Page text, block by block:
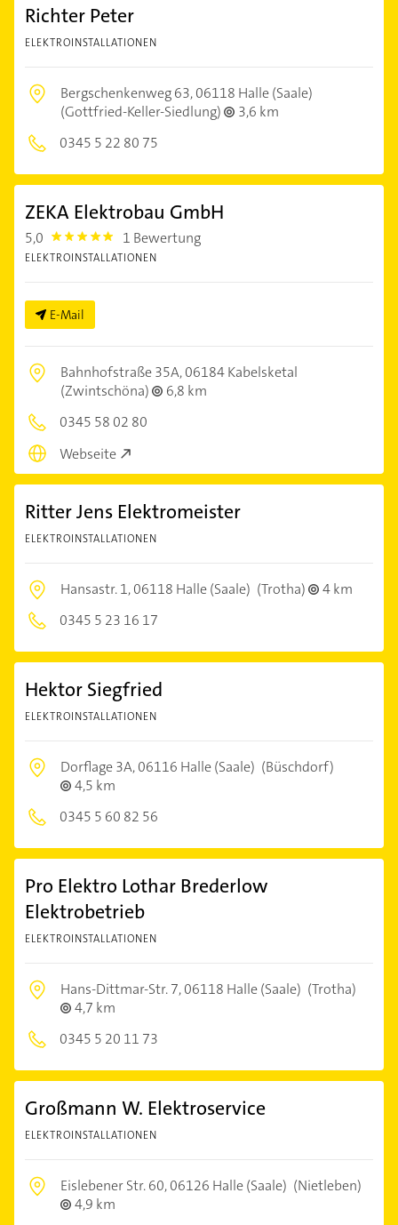
Richter Peter
ELEKTROINSTALLATIONEN
Bergschenkenweg 63,06118 Halle (Saale)
(Gottfried-Keller-Siedlung)
3,6 km
0345 5 22 80 75
ZEKA Elektrobau GmbH
5,0 5.0 1 Bewertung
ELEKTROINSTALLATIONEN
E-Mail
Bahnhofstraße 35A,06184 Kabelsketal
(Zwintschöna)
6,8 km
0345 58 02 80
Webseite
Ritter Jens Elektromeister
ELEKTROINSTALLATIONEN
Hansastr. 1,06118 Halle (Saale) (Trotha)
4 km
0345 5 23 16 17
Hektor Siegfried
ELEKTROINSTALLATIONEN
Dorflage 3A,06116 Halle (Saale) (Büschdorf)
4,5 km
0345 5 60 82 56
Pro Elektro Lothar Brederlow
Elektrobetrieb
ELEKTROINSTALLATIONEN
Hans-Dittmar-Str. 7,06118 Halle (Saale) (Trotha)
4,7 km
0345 5 20 11 73
Großmann W. Elektroservice
ELEKTROINSTALLATIONEN
Eislebener Str. 60,06126 Halle (Saale) (Nietleben)
4,9 km